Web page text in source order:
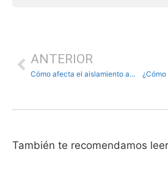
ANTERIOR
Cómo afecta el aislamiento a la salud mental
También te recomendamos